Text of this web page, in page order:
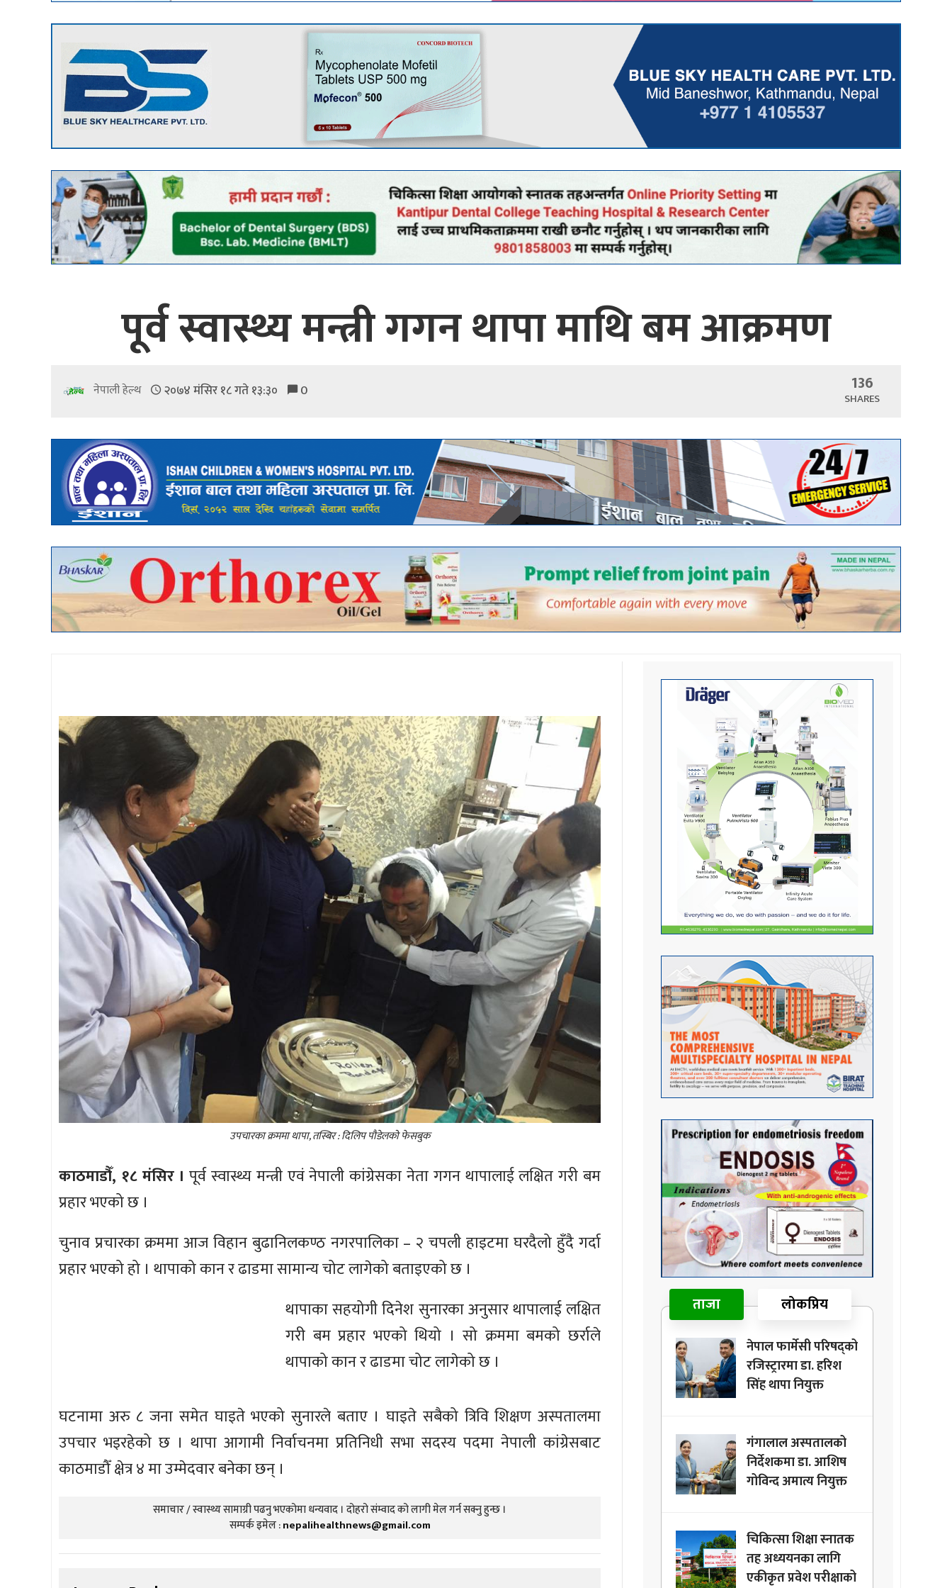
पूर्व स्वास्थ्य मन्त्री गगन थापा माथि बम आक्रमण
नेपाली हेल्थ २०७४ मंसिर १८ गते १३:३० 0 136
SHARES
उपचारका क्रममा थापा, तस्बिर : दिलिप पौडेलको फेसबुक
काठमाडौँ, १८ मंसिर । पूर्व स्वास्थ्य मन्त्री एवं नेपाली कांग्रेसका नेता गगन थापालाई लक्षित गरी बम
प्रहार भएको छ ।
चुनाव प्रचारका क्रममा आज विहान बुढानिलकण्ठ नगरपालिका – २ चपली हाइटमा घरदैलो हुँदै गर्दा
प्रहार भएको हो । थापाको कान र ढाडमा सामान्य चोट लागेको बताइएको छ ।
थापाका सहयोगी दिनेश सुनारका अनुसार थापालाई लक्षित
गरी बम प्रहार भएको थियो । सो क्रममा बमको छर्राले
थापाको कान र ढाडमा चोट लागेको छ ।
घटनामा अरु ८ जना समेत घाइते भएको सुनारले बताए । घाइते सबैको त्रिवि शिक्षण अस्पतालमा
उपचार भइरहेको छ । थापा आगामी निर्वाचनमा प्रतिनिधी सभा सदस्य पदमा नेपाली कांग्रेसबाट
काठमाडौँ क्षेत्र ४ मा उम्मेदवार बनेका छन् ।
समाचार / स्वास्थ्य सामाग्री पढनु भएकोमा धन्यवाद । दोहरो संम्वाद को लागी मेल गर्न सक्नु हुन्छ ।
सम्पर्क इमेल :nepalihealthnews@gmail.com
ताजा लोकप्रिय
नेपाल फार्मेसी परिषद्को
रजिस्ट्रारमा डा. हरिश
सिंह थापा नियुक्त
गंगालाल अस्पतालको
निर्देशकमा डा. आशिष
गोविन्द अमात्य नियुक्त
चिकित्सा शिक्षा स्नातक
तह अध्ययनका लागि
एकीकृत प्रवेश परीक्षाको